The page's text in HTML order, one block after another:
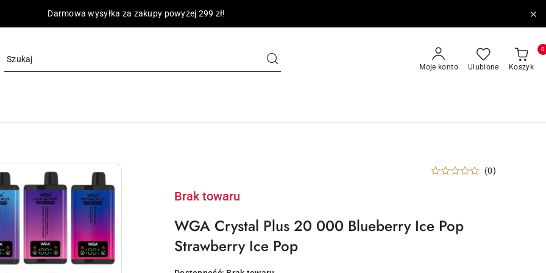
Darmowa wysyłka za zakupy powyżej 299 zł!
Moje konto Ulubione Koszyk
0
(0)
Brak towaru
WGA Crystal Plus 20 000 Blueberry Ice Pop
Strawberry Ice Pop